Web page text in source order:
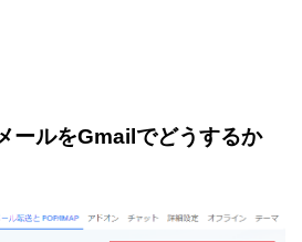
ールをGmailでどうするか